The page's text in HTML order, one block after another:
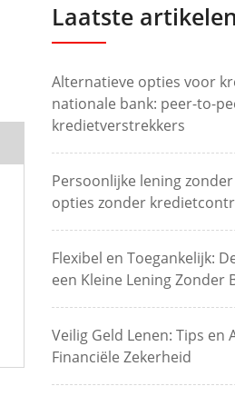
Laatste artikelen
Alternatieve opties voor
nationale bank: peer-to-
kredietverstrekkers
Persoonlijke lening zonder
opties zonder
Flexibel en Toegankelijk:
een Kleine Lening Zonder
Veilig Geld Lenen: Tips en
Financiële Zekerheid